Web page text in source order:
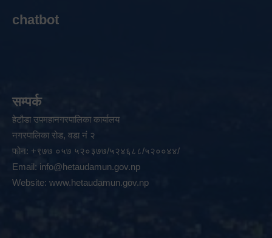
chatbot
सम्पर्क
हेटौडा उपमहानगरपालिका कार्यालय
नगरपालिका रोड, वडा नं २
फोन: +९७७ ०५७ ५२०३७७/५२४६८८/५२००४४/
Email: info@hetaudamun.gov.np
Website: www.hetaudamun.gov.np